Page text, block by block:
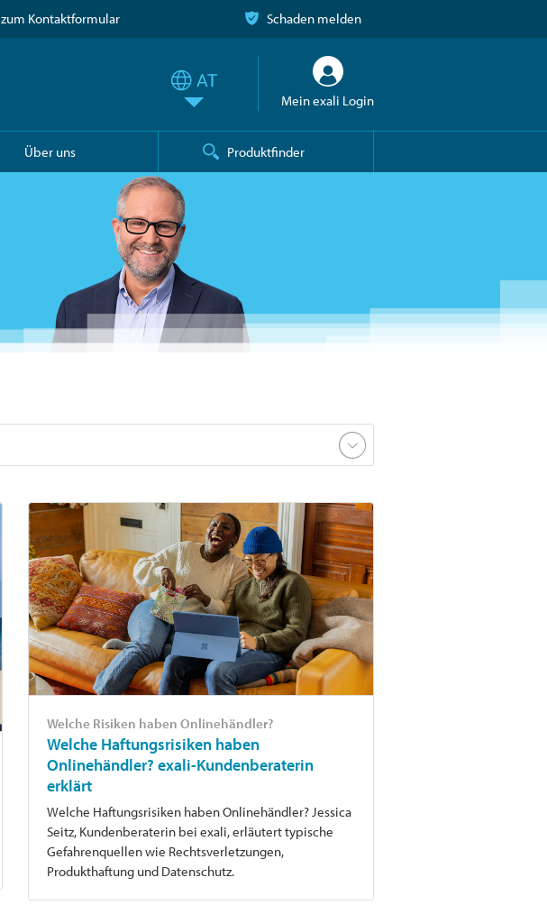
zum Kontaktformular Schaden melden
Mein exali Login
Über uns Produktfinder
Welche Risiken haben Onlinehändler?
Welche Haftungsrisiken haben
Onlinehändler? exali-Kundenberaterin
erklärt
Welche Haftungsrisiken haben Onlinehändler? Jessica
Seitz, Kundenberaterin bei exali, erläutert typische
Gefahrenquellen wie Rechtsverletzungen,
Produkthaftung und Datenschutz.